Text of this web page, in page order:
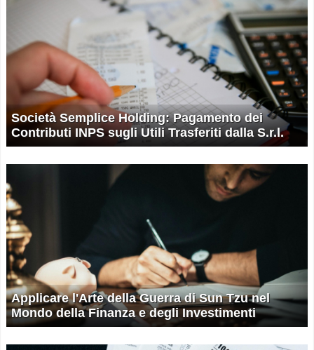
Società Semplice Holding: Pagamento dei
Contributi INPS sugli Utili Trasferiti dalla S.r.l.
Applicare l'Arte della Guerra di Sun Tzu nel
Mondo della Finanza e degli Investimenti